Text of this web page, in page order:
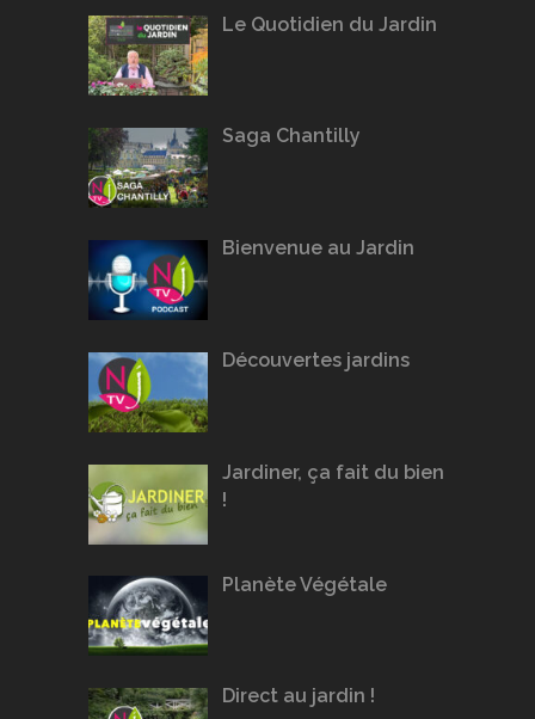
Le Quotidien du Jardin
Saga Chantilly
Bienvenue au Jardin
Découvertes jardins
Jardiner, ça fait du bien
!
Planète Végétale
Direct au jardin !